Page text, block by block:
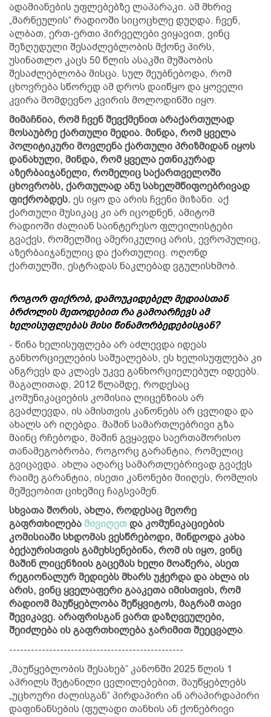
ადამიანების უფლებებზე ლაპარაკი. ამ მხრივ
„მარნეულის“ რადიოში სიცოცხლე დუღდა. ჩვენ,
ალბათ, ერთ-ერთი პირველები ვიყავით, ვინც
შეზღუდული შესაძლებლობის მქონე პირს,
უსინათლო კაცს 50 წლის ასაკში მუშაობის
შესაძლებლობა მისცა. სულ მეუბნებოდა, რომ
ცხოვრება სწორედ ამ დროს დაიწყო და ყოველი
კვირა მომდევნო კვირის მოლოდინში იყო.
მიმაჩნია, რომ ჩვენ შევქმენით არაქართულად
მოსაუბრე ქართული მედია. მინდა, რომ ყველა
პოლიტიკური მოვლენა ქართული პრიზმიდან იყოს
დანახული, მინდა, რომ ყველა ეთნიკურად
აზერბაიჯანელი, რომელიც საქართველოში
ცხოვრობს, ქართულად ანუ სახელმწიფოებრივად
ფიქრობდეს. ეს იყო და არის ჩვენი მიზანი. აქ
ქართული მუსიკაც კი არ იცოდნენ, ამიტომ
რადიოში ძალიან საინტერესო ფლეილისტები
გვაქვს, რომელშიც ამერიკულიც არის, ევროპულიც,
აზერბაიჯანულიც და ქართულიც. ოღონდ
ქართულში, ესტრადას ნაკლებად ვგულისხმობ.
როგორ ფიქრობ, დამოუკიდებელ მედიასთან
ბრძოლის მეთოდებით რა გამოარჩევს ამ
ხელისუფლებას მისი წინამორბედებისგან?
- წინა ხელისუფლება არ აძლევდა იდეას
განხორციელების საშუალებას, ეს ხელისუფლება კი
ანგრევს და კლავს უკვე განხორციელებულ იდეებს.
მაგალითად, 2012 წლამდე, როდესაც
კომუნიკაციების კომისია ლიცენზიას არ
გვაძლევდა, ის ამისთვის კანონებს არ ცვლიდა და
ახალს არ იღებდა. მაშინ სამართლებრივი გზა
მაინც რჩებოდა, მაშინ გვყავდა საერთაშორისო
თანამეგობრობა, როგორც გარანტია, რომელიც
გვიცავდა. ახლა აღარც სამართლებრივად გვაქვს
რაიმე გარანტია, ისეთი კანონები მიიღეს, რომლის
მეშვეობით ციხეშიც ჩაგსვამენ.
სხვათა შორის, ახლა, როდესაც მეორე
გაფრთხილება მივიღეთ და კომუნიკაციების
კომისიაში სხდომას ვესწრებოდი, მინდოდა კახა
ბექაურისთვის გამეხსენებინა, რომ ის იყო, ვინც
მაშინ ლიცენზიის გაცემას ხელი მოაწერა, ასეთ
რეგიონალურ მედიებს მხარს უჭერდა და ახლა ის
არის, ვინც ყველაფერი გააკეთა იმისთვის, რომ
რადიომ მაუწყებლობა შეწყვიტოს, მაგრამ თავი
შევიკავე. არაფრისგან ვართ დაზღვეულები,
შეიძლება ის გაფრთხილება ჯარიმით შეეცვალა.
------------------------------------------------
„მაუწყებლობის შესახებ“ კანონში 2025 წლის 1
აპრილს შეტანილი ცვლილებებით, მაუწყებლებს
„უცხოური ძალისგან“ პირდაპირი ან არაპირდაპირი
დაფინანსების (ფულადი თანხის ან ქონებრივი